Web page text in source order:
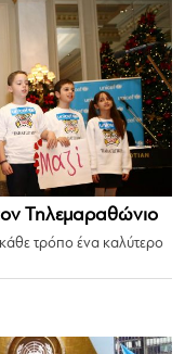
Τηλεμαραθώνιο
τρόπο ένα καλύτερο